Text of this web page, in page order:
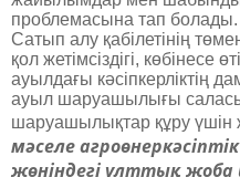
проблемасына тап болады.
Сатып алу қабілетінің
қол жетімсіздігі, көбінесе
ауылдағы кәсіпкерліктің
ауыл шаруашылығы
шаруашылықтар құру үшін
мәселе
жөніндегі ұлттық жоба